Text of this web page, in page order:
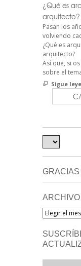
¿Qué es
arquitecto?
Pasan los
volviendo
¿Qué es
arquitecto?
Así que, si
sobre el
Sigue
ARCHIVO
Archivo